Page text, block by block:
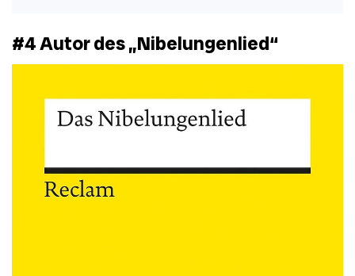
#4 Autor des „Nibelungenlied“